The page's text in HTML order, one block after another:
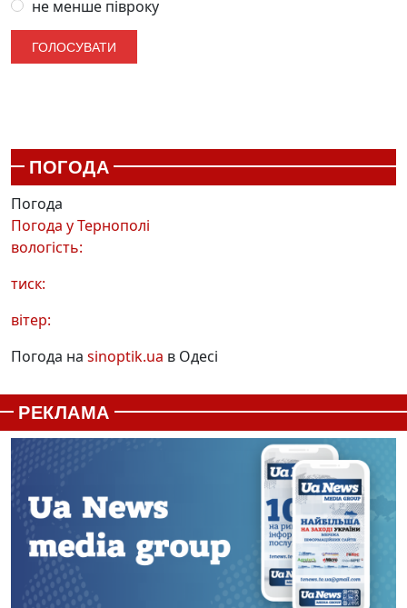
не менше півроку
ПОГОДА
Погода
Погода уТернополі
вологість:
тиск:
вітер:
Погода на sinoptik.ua в Одесі
РЕКЛАМА